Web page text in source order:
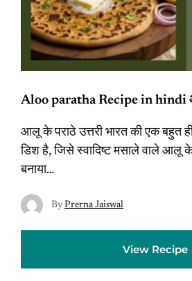
Aloo paratha Recipe in hindi
आलू के पराठे उत्तरी भारत की एक बहुत ही
डिश है, जिसे स्वादिष्ट मसाले वाले आलू
बनाया…
By Prerna Jaiswal
View Recipe